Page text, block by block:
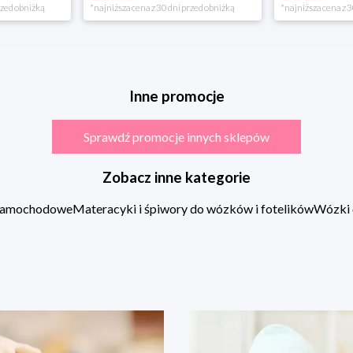
obniżką *najniższa cena z 30 dni przed obniżką *najniższa cena z
Inne promocje
Sprawdź promocje innych sklepów
Zobacz inne kategorie
Materacyki i śpiwory do wózków i fotelikówWózki